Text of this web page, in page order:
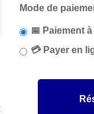
Mode de
📅 Paiement
💳 Payer en